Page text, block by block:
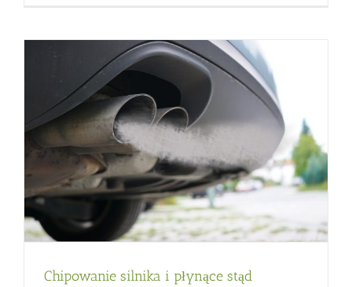
Chipowanie silnika i płynące stąd